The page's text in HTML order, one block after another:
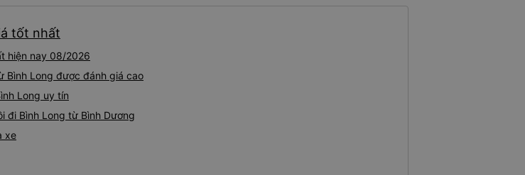
tốt nhất
hiện nay 08/2026
Bình Long được đánh giá cao
Long uy tín
đi Bình Long từ Bình Dương
xe